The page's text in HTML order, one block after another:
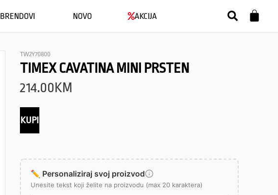
BRENDOVI NOVO AKCIJA
TW2Y70800
TIMEX CAVATINA MINI PRSTEN
214.00 KM
KUPI
✏️ Personaliziraj svoj proizvod
Unesite tekst koji želite na proizvodu (max 20 karaktera)